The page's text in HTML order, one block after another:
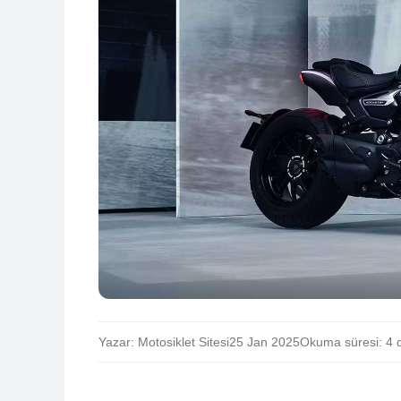
Yazar: Motosiklet Sitesi25 Jan 2025Okuma süresi: 4